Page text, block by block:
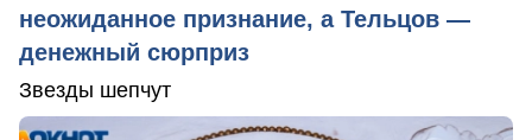
неожиданное признание, а Тельцов —
денежный сюрприз
Звезды шепчут